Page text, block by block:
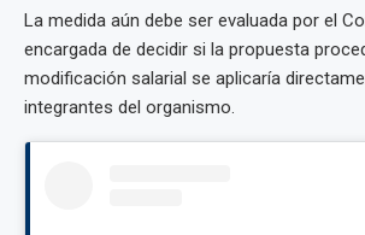
La medida aún debe ser evaluada por el
encargada de decidir si la propuesta
modificación salarial se aplicaría
integrantes del organismo.